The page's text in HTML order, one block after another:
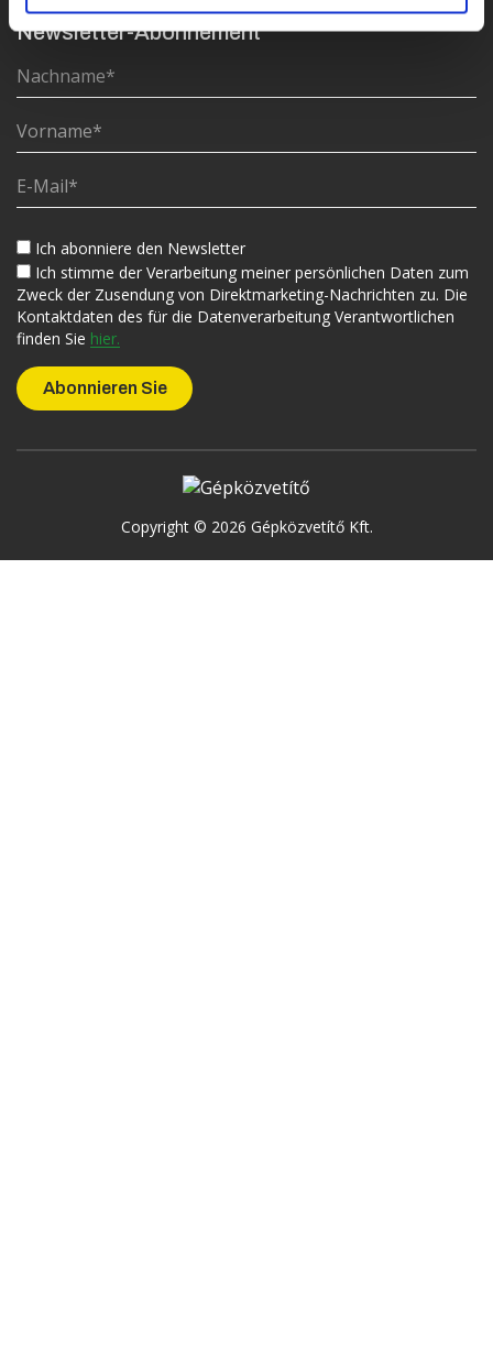
Newsletter-Abonnement
Ich abonniere den Newsletter
Ich stimme der Verarbeitung meiner persönlichen Daten zum
Zweck der Zusendung von Direktmarketing-Nachrichten zu. Die
Kontaktdaten des für die Datenverarbeitung Verantwortlichen
finden Sie hier.
Copyright © 2026 Gépközvetítő Kft.